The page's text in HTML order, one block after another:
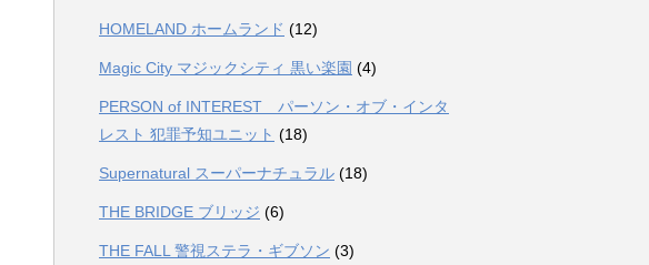
HOMELAND ホームランド (12)
Magic City マジックシティ 黒い楽園 (4)
PERSON of INTEREST パーソン・オブ・インタ
レスト 犯罪予知ユニット (18)
Supernatural スーパーナチュラル (18)
THE BRIDGE ブリッジ (6)
THE FALL 警視ステラ・ギブソン (3)